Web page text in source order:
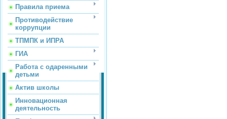
Правила приема
Противодействие
коррупции
ТПМПК и ИПРА
ГИА
Работа с одаренными
детьми
Актив школы
Инновационная
деятельность